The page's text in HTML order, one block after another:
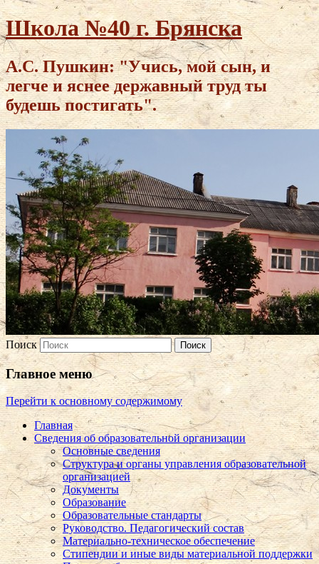
Школа №40 г. Брянска
А.С. Пушкин: "Учись, мой сын, и
легче и яснее державный труд ты
будешь постигать".
Поиск
Главное меню
Перейти к основному содержимому
Главная
Сведения об образовательной организации
Основные сведения
Структура и органы управления образовательной
организацией
Документы
Образование
Образовательные стандарты
Руководство. Педагогический состав
Материально-техническое обеспечение
Стипендии и иные виды материальной поддержки